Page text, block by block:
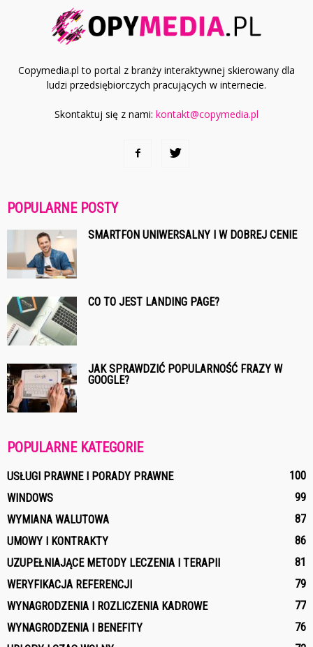
Copymedia.pl to portal z branży interaktywnej skierowany dla
ludzi przedsiębiorczych pracujących w internecie.
Skontaktuj się z nami: kontakt@copymedia.pl
POPULARNE POSTY
SMARTFON UNIWERSALNY I W DOBREJ CENIE
CO TO JEST LANDING PAGE?
JAK SPRAWDZIĆ POPULARNOŚĆ FRAZY W
GOOGLE?
POPULARNE KATEGORIE
USŁUGI PRAWNE I PORADY PRAWNE
100
WINDOWS
99
WYMIANA WALUTOWA
87
UMOWY I KONTRAKTY
86
UZUPEŁNIAJĄCE METODY LECZENIA I TERAPII
81
WERYFIKACJA REFERENCJI
79
WYNAGRODZENIA I ROZLICZENIA KADROWE
77
WYNAGRODZENIA I BENEFITY
76